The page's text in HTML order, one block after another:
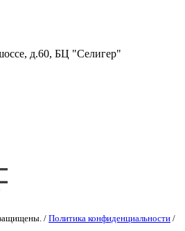
д.60, БЦ "Селигер"
/ Политика конфиденциальности /